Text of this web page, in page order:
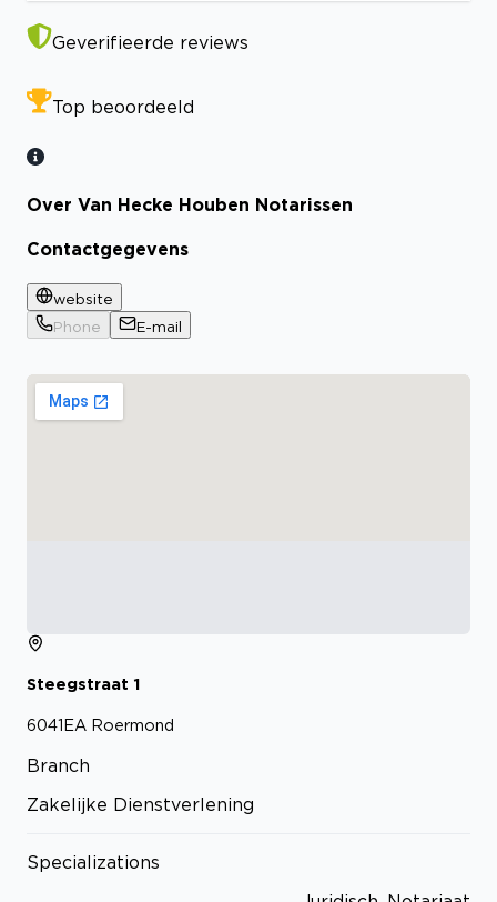
Geverifieerde reviews
Top beoordeeld
Over Van Hecke Houben Notarissen
Contactgegevens
website
Phone
E-mail
Steegstraat 1
6041EA Roermond
Branch
Zakelijke Dienstverlening
Specializations